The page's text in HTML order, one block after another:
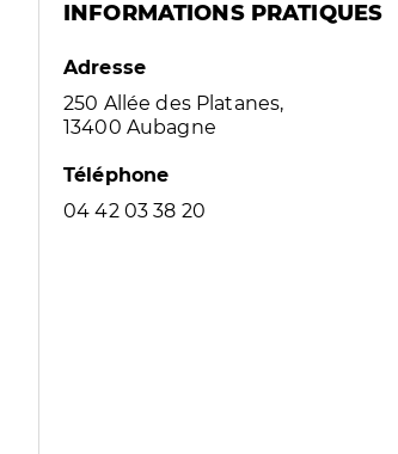
INFORMATIONS PRATIQUES
Adresse
250 Allée des Platanes,
13400 Aubagne
Téléphone
04 42 03 38 20